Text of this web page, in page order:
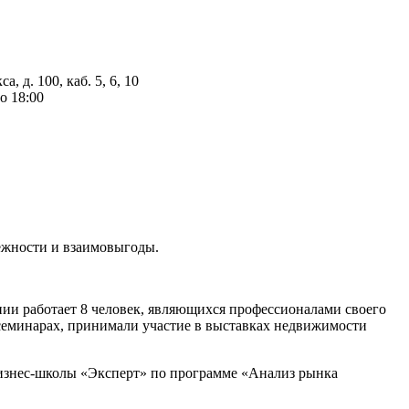
д. 100, каб. 5, 6, 10
18:00
и взаимовыгоды.
работает 8 человек, являющихся профессионалами своего
принимали участие в выставках недвижимости
школы «Эксперт» по программе «Анализ рынка